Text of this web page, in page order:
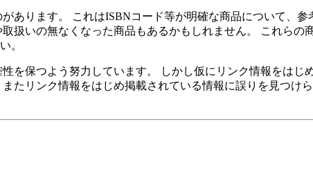
あります。 これはISBNコード等が明確な商品について、
扱いの無なくなった商品もあるかもしれません。 これら
。
を保つよう努力しています。 しかし仮にリンク情報をは
たリンク情報をはじめ掲載されている情報に誤りを見つけ